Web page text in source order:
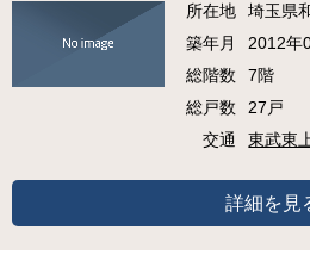
所在地
埼玉県
築年月
2012年
総階数
7階
総戸数
27戸
交通
東武東
詳細を見